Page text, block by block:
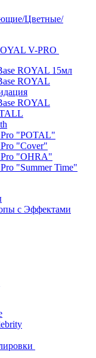
Цветные/
V-PRO
ROYAL 15мл
ROYAL
ROYAL
Pro "POTAL"
Pro "Сover"
Pro "OHRA"
"Summer Time"
с Эффектами